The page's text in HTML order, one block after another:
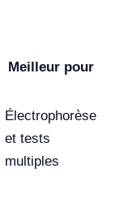
Meilleur pour
Électrophorèse
et tests
multiples